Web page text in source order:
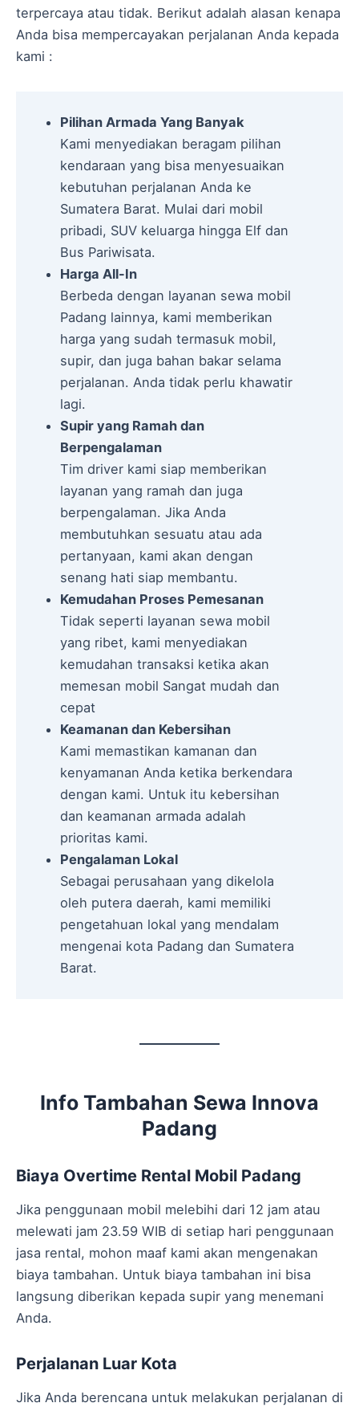
terpercaya atau tidak. Berikut adalah alasan kenapa
Anda bisa mempercayakan perjalanan Anda kepada
kami :
Pilihan Armada Yang Banyak
Kami menyediakan beragam pilihan
kendaraan yang bisa menyesuaikan
kebutuhan perjalanan Anda ke
Sumatera Barat. Mulai dari mobil
pribadi, SUV keluarga hingga Elf dan
Bus Pariwisata.
Harga All-In
Berbeda dengan layanan sewa mobil
Padang lainnya, kami memberikan
harga yang sudah termasuk mobil,
supir, dan juga bahan bakar selama
perjalanan. Anda tidak perlu khawatir
lagi.
Supir yang Ramah dan
Berpengalaman
Tim driver kami siap memberikan
layanan yang ramah dan juga
berpengalaman. Jika Anda
membutuhkan sesuatu atau ada
pertanyaan, kami akan dengan
senang hati siap membantu.
Kemudahan Proses Pemesanan
Tidak seperti layanan sewa mobil
yang ribet, kami menyediakan
kemudahan transaksi ketika akan
memesan mobil Sangat mudah dan
cepat
Keamanan dan Kebersihan
Kami memastikan kamanan dan
kenyamanan Anda ketika berkendara
dengan kami. Untuk itu kebersihan
dan keamanan armada adalah
prioritas kami.
Pengalaman Lokal
Sebagai perusahaan yang dikelola
oleh putera daerah, kami memiliki
pengetahuan lokal yang mendalam
mengenai kota Padang dan Sumatera
Barat.
Info Tambahan Sewa Innova
Padang
Biaya Overtime Rental Mobil Padang
Jika penggunaan mobil melebihi dari 12 jam atau
melewati jam 23.59 WIB di setiap hari penggunaan
jasa rental, mohon maaf kami akan mengenakan
biaya tambahan. Untuk biaya tambahan ini bisa
langsung diberikan kepada supir yang menemani
Anda.
Perjalanan Luar Kota
Jika Anda berencana untuk melakukan perjalanan di